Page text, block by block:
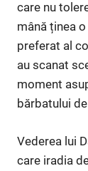
care nu
mână ținea
preferat al
au scanat
moment
bărbatului
Vederea lui
care iradia